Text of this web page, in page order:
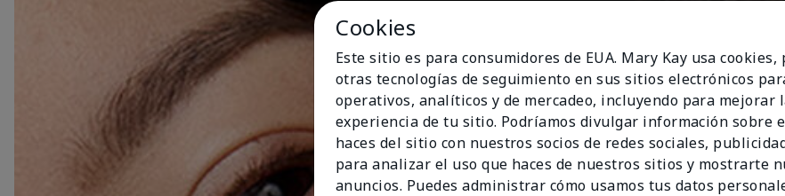
Cookies
Este sitio es para consumidores de EUA. Mary Kay usa cookies,
otras tecnologías de seguimiento en sus sitios electrónicos
operativos, analíticos y de mercadeo, incluyendo para mejorar
experiencia de tu sitio. Podríamos divulgar información sobre
haces del sitio con nuestros socios de redes sociales,
para analizar el uso que haces de nuestros sitios y mostrarte
anuncios. Puedes administrar cómo usamos tus datos